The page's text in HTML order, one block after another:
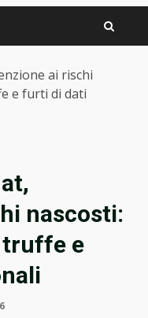
ai rischi
e furti di dati
nascosti:
truffe e